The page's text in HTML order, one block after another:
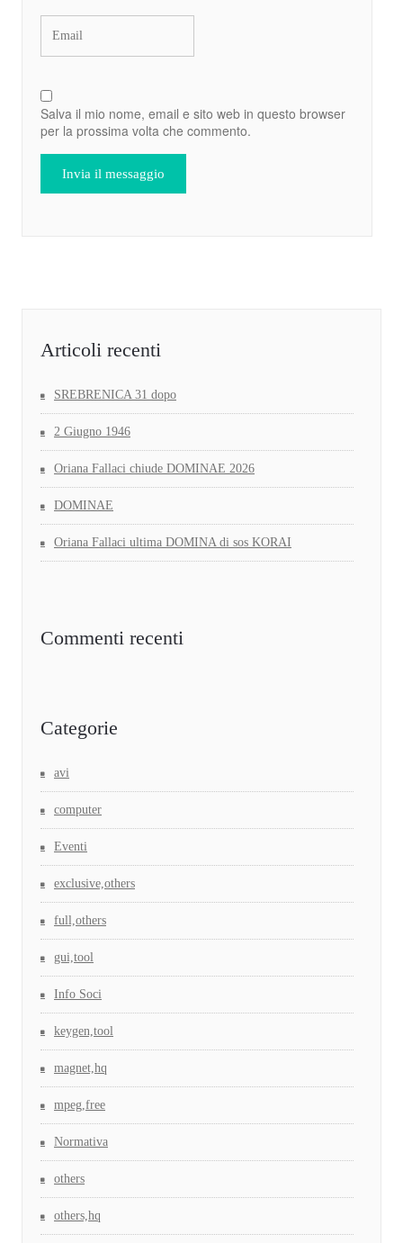
Salva il mio nome, email e sito web in questo browser
per la prossima volta che commento.
Articoli recenti
SREBRENICA 31 dopo
2 Giugno 1946
Oriana Fallaci chiude DOMINAE 2026
DOMINAE
Oriana Fallaci ultima DOMINA di sos KORAI
Commenti recenti
Categorie
avi
computer
Eventi
exclusive,others
full,others
gui,tool
Info Soci
keygen,tool
magnet,hq
mpeg,free
Normativa
others
others,hq